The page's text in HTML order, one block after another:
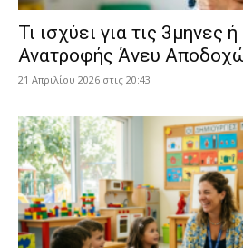
​Τι ισχύει για τις 3μηνες
Ανατροφής Άνευ
21 Απριλίου 2026 στις 20:43